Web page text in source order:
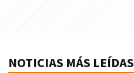
NOTICIAS MÁS LEÍDAS